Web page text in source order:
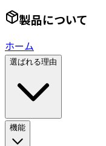
製品について
ホーム
選ばれる理由
機能